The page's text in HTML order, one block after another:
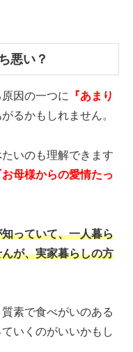
悪い？
因の一つに
『あまり
るかもしれません。
いのも理解できます
お母様からの愛情たっ
っていて、一人暮ら
が、実家暮らしの方
素で食べがいのある
いくのがいいかもし